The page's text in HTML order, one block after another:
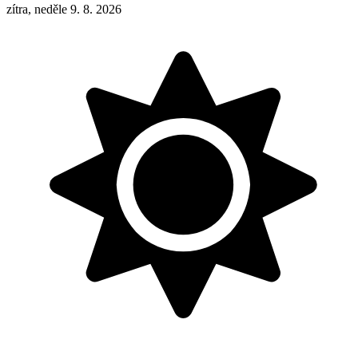
zítra, neděle 9. 8. 2026